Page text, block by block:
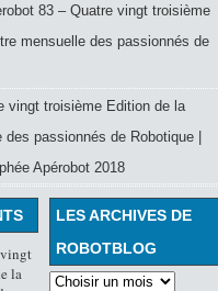
83 – Quatre vingt troisième
mensuelle des passionnés de
vingt troisième Edition de la
passionnés de Robotique |
Apérobot 2018
LES ARCHIVES DE
ROBOTBLOG
la